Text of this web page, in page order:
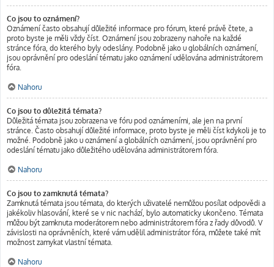
Co jsou to oznámení?
Oznámení často obsahují důležité informace pro fórum, které právě čtete, a
proto byste je měli vždy číst. Oznámení jsou zobrazeny nahoře na každé
stránce fóra, do kterého byly odeslány. Podobně jako u globálních oznámení,
jsou oprávnění pro odeslání tématu jako oznámení udělována administrátorem
fóra.
Nahoru
Co jsou to důležitá témata?
Důležitá témata jsou zobrazena ve fóru pod oznámeními, ale jen na první
stránce. Často obsahují důležité informace, proto byste je měli číst kdykoli je to
možné. Podobně jako u oznámení a globálních oznámení, jsou oprávnění pro
odeslání tématu jako důležitého udělována administrátorem fóra.
Nahoru
Co jsou to zamknutá témata?
Zamknutá témata jsou témata, do kterých uživatelé nemůžou posílat odpovědi a
jakékoliv hlasování, které se v nic nachází, bylo automaticky ukončeno. Témata
můžou být zamknuta moderátorem nebo administrátorem fóra z řady důvodů. V
závislosti na oprávněních, které vám udělil administrátor fóra, můžete také mít
možnost zamykat vlastní témata.
Nahoru